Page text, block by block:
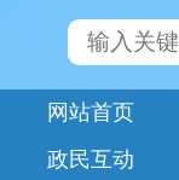
网站首页
政民互动